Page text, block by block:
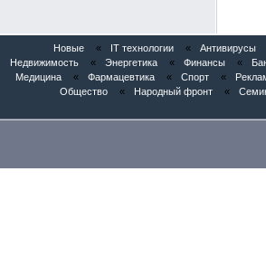
Новые « IT технологии « Антивирусы
Недвижимость
« Энергетика « Финансы «
Медицина
« Фармацевтика « Спорт «
Общество
« Народный фронт «